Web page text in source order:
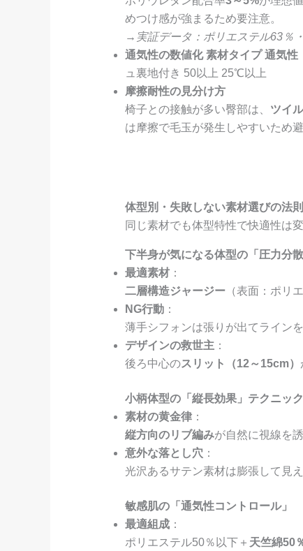
めつけ感が強まるため要注意。
→実証データ：ポリエステル63％
通気性の数値化 素材タイプ 通気性
ュ裏地付き 50以上 25℃以上
摩擦耐性の見分け方
椅子との接触が多い臀部は、 ツイ
は摩擦で毛玉が発生しやすいため
体型別・失敗しない素材選びの法則
同じ素材でも体型特性で快適性は変
下半身が気になる体型の「圧力分
最適素材：
二層構造ジャージー（表面：ポリ
NG行動：
薄手シフォンは張りが出てライン
デザインの救世主：
後ろ中心のスリット（12～15cm）
小柄体型の「縦長効果」テクニック
素材の黄金律：
縦方向のリブ編みが自然に視線を
意外な落とし穴 ：
光沢あるサテン素材は膨張して見え
敏感肌の「通気性コントロール」
最適組成：
ポリエステル50％以下＋ 天竺綿50